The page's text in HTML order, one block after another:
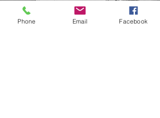
Budapest
Ráday utca 31/b
Kedd-szombat
14:00-19:00
Phone Email Facebook